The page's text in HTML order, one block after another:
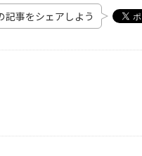
記事をシェアしよう